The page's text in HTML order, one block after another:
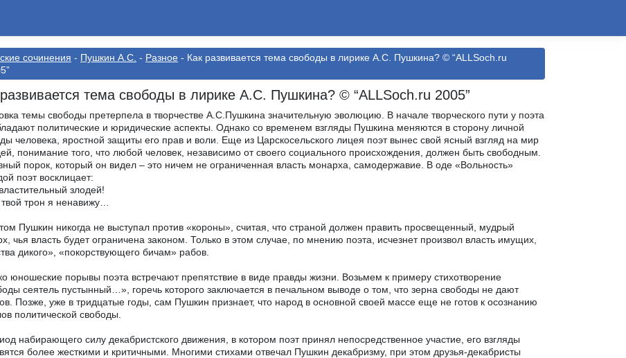
сочинения - Пушкин А.С. - Разное - Как развивается тема свободы в лирике А.С. Пушкина? © “ALLSoch.ru
тема свободы в лирике А.С. Пушкина? © “ALLSoch.ru 2005”
темы свободы претерпела в творчестве А.С.Пушкина значительную эволюцию. В начале творческого пути у поэта
политические и юридические аспекты. Однако со временем взгляды Пушкина меняются в сторону личной
человека, яростной защиты его прав и воли. Еще из Царскосельского лицея поэт вынес свой ясный взгляд на мир
понимание того, что любой человек, независимо от своего социального происхождения, должен быть свободным.
порок, который он видел – это ничем не ограниченная власть монарха, самодержавие. В оде «Вольность»
поэт восклицает:
злодей!
трон я ненавижу…
Пушкин никогда не выступал против «короны», считая, что страной должен править просвещенный, мудрый
чья власть будет ограничена законом. Только в этом случае, по мнению поэта, исчезнет произвол власть имущих,
дикого», «покорствующего бичам» рабов.
юношеские порывы поэта встречают препятствие в виде правды жизни. Возьмем к примеру стихотворение
сеятель пустынный…», горечь которого заключается в печальном выводе о том, что зерна свободы не дают
Позже, уже в тридцатые годы, сам Пушкин признает, что народ в основной своей массе еще не готов к осознанию
политической свободы.
набирающего силу декабристского движения, в котором поэт принял непосредственное участие, его взгляды
более жесткими и критичными. Многими стихами отвечал Пушкин декабризму, при этом друзья-декабристы